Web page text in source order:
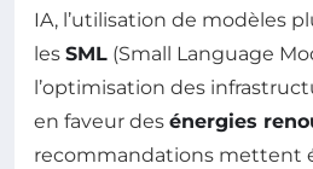
IA, l’utilisation de modèles
les SML (Small Language
l’optimisation des
en faveur des énergies
recommandations mettent